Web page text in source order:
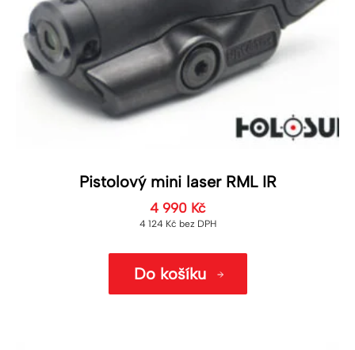
Pistolový mini laser RML IR
4 990 Kč
4 124 Kč bez DPH
Do košíku